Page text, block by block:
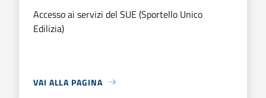
Accesso ai servizi del SUE (Sportello Unico
Edilizia)
VAI ALLA PAGINA